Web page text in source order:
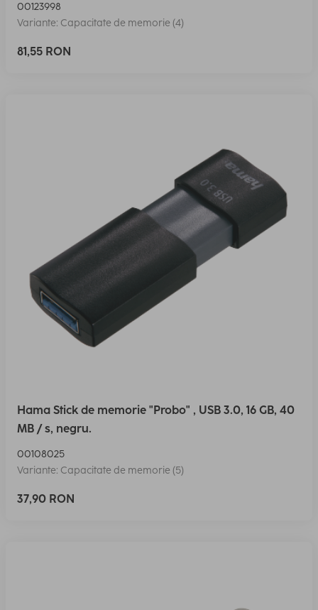
00123998
Variante: Capacitate de memorie (4)
81,55 RON
Hama Stick de memorie "Probo" , USB 3.0, 16 GB, 40
MB / s, negru.
00108025
Variante: Capacitate de memorie (5)
37,90 RON